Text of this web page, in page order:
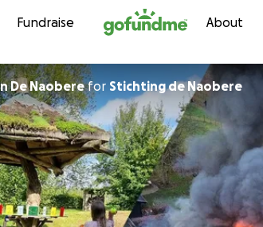
Skip to content
Fundraise About
De Naoberefor Stichting de Naobere